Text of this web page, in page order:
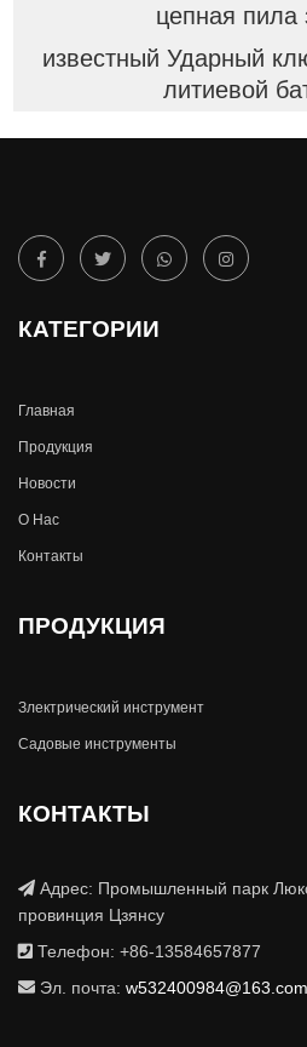
цепная пила
известный Ударный
литиевой
КАТЕГОРИИ
Главная
Продукция
Новости
О Hас
Контакты
ПРОДУКЦИЯ
Злектрический инструмент
Садовые инструменты
КОНТАКТЫ
Адрес: Промышленный парк
провинция Цзянсу
Телефон: +86-13584657877
Эл. почта: w532400984@163.com